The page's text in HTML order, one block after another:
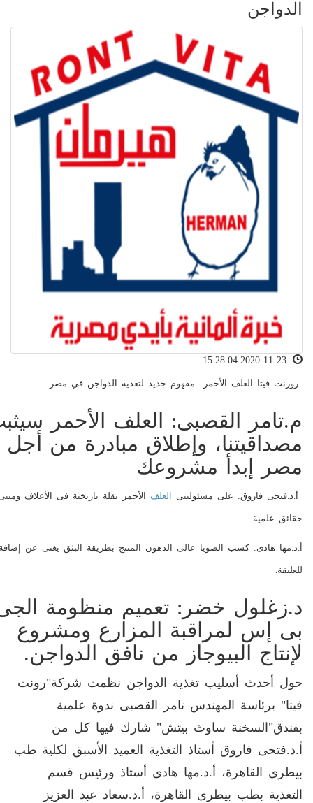
الدواجن
روزنت فيتا العلف الأحمر مفهوم جديد لتغذية الدواجن في مصر
م.تامر القصبى: العلف الأحمر
مصداقيتنا، وإطلاق مبادرة من أجل
مصر إبدأ مشروعك
أ.د.فتحى فاروق: على مسئوليتى العلف الأحمر نقلة تاريخية فى الأعلاف
حقائق علمية.
أ.د.مها هادى: كسب الصويا عالى الدهون المنتج بطريقة البثق يغنى عن
للعليقة.
د.زغلول خضر: تعميم منظومة
بى إس لمراقبة المزارع ومشروع
لإنتاج البيوجاز من نافق الدواجن.
حول أحدث أسليب تغذية الدواجن نظمت شركة"رونت
فيتا" برئاسة المهندس تامر القصبى ندوة علمية
بفندق"السخنة ساوث بيتش" شارك فيها كل من
أ.د.فتحى فاروق أستاذ التغذية العميد الأسبق لكلية طب
بيطرى القاهرة، أ.د.مها هادى أستاذ ورئيس قسم
التغذية بطب بيطرى القاهرة، أ.د.سعاد عبد العزيز